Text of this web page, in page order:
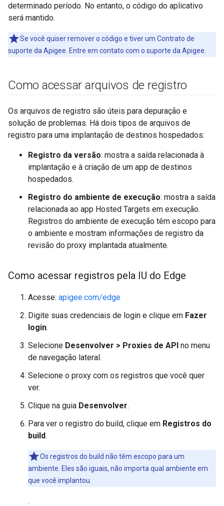
determinado período. No entanto, o código do aplicativo
será mantido.
Se você quiser remover o código e tiver um Contrato de
suporte da Apigee. Entre em contato com o suporte da Apigee.
Como acessar arquivos de registro
Os arquivos de registro são úteis para depuração e
solução de problemas. Há dois tipos de arquivos de
registro para uma implantação de destinos hospedados:
Registro da versão: mostra a saída relacionada à
implantação e à criação de um app de destinos
hospedados.
Registro do ambiente de execução: mostra a saída
relacionada ao app Hosted Targets em execução.
Registros do ambiente de execução têm escopo para
o ambiente e mostram informações de registro da
revisão do proxy implantada atualmente.
Como acessar registros pela IU do Edge
Acesse: apigee.com/edge
Digite suas credenciais de login e clique em Fazer
login.
Selecione Desenvolver > Proxies de API no menu
de navegação lateral.
Selecione o proxy com os registros que você quer
ver.
Clique na guia Desenvolver.
Para ver o registro do build, clique em Registros do
build.
Os registros do build não têm escopo para um
ambiente. Eles são iguais, não importa qual ambiente em
que você implantou.
.